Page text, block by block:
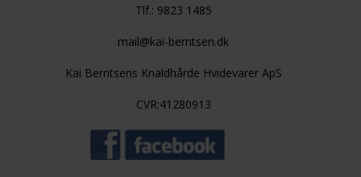
Tlf.: 9823 1485
mail@kai-berntsen.dk
Kai Berntsens Knaldhårde Hvidevarer ApS
CVR:41280913